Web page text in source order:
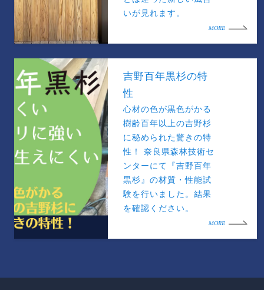
いが見れます。
MORE
吉野百年黒杉の特
性
心材の色が黒色がかる
樹齢百年以上の吉野杉
に秘められた驚きの特
性！ 奈良県森林技術セ
ンターにて『吉野百年
黒杉』の材質・性能試
験を行いました。結果
を確認ください。
MORE